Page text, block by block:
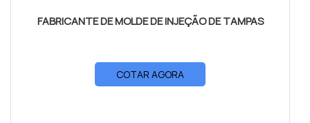
FABRICANTE DE MOLDE DE INJEÇÃO DE TAMPAS
COTAR AGORA